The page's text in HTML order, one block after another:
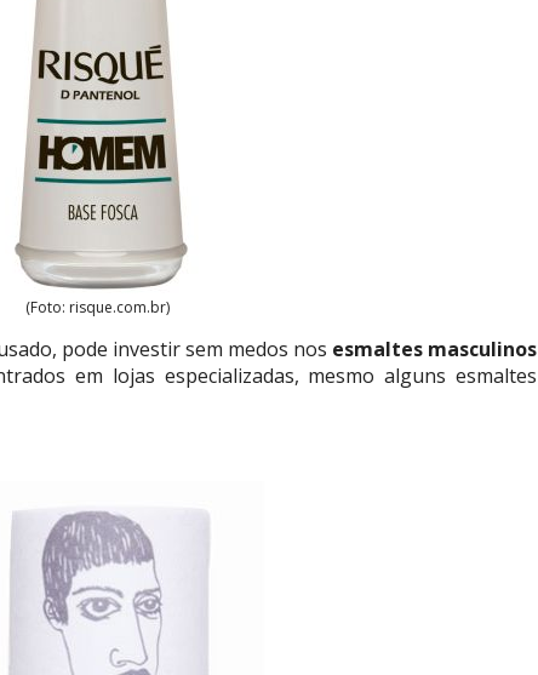
(Foto: risque.com.br)
pode investir sem medos nos esmaltes masculinos
em lojas especializadas, mesmo alguns esmaltes